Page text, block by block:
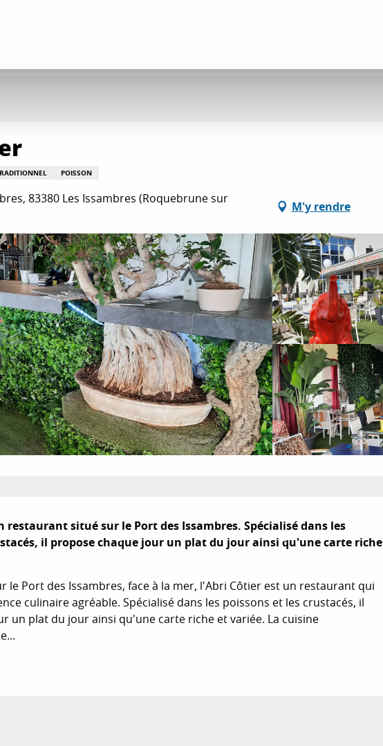
POISSON
83380 Les Issambres (Roquebrune sur
M'y rendre
restaurant situé sur le Port des Issambres. Spécialisé dans les
il propose chaque jour un plat du jour ainsi qu'une carte riche
le Port des Issambres, face à la mer, l'Abri Côtier est un restaurant qui
culinaire agréable. Spécialisé dans les poissons et les crustacés, il
un plat du jour ainsi qu'une carte riche et variée. La cuisine